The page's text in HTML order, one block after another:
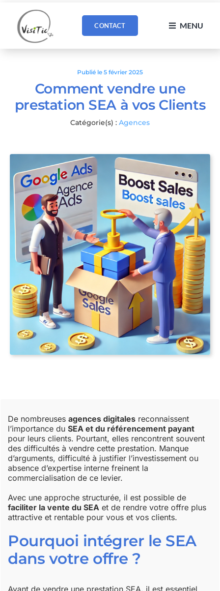
contenu
MENU
CONTACT
Publié le 5 février 2025
Comment vendre une
prestation SEA à vos Clients
Catégorie(s) : Agences
De nombreusesagences digitales reconnaissent
l’importance duSEA et du référencement payant
pour leurs clients. Pourtant, elles rencontrent souvent
des difficultés à vendre cette prestation. Manque
d’arguments, difficulté à justifier l’investissement ou
absence d’expertise interne freinent la
commercialisation de ce levier.
Avec une approche structurée, il est possible de
faciliter la vente du SEA et de rendre votre offre plus
attractive et rentable pour vous et vos clients.
Pourquoi intégrer le SEA
dans votre offre ?
Avant de vendre une prestation SEA, il est essentiel